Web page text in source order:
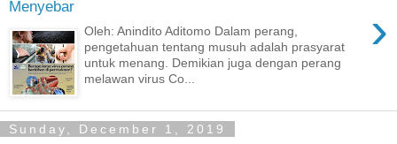
Menyebar
›
Oleh: Anindito Aditomo Dalam perang,
pengetahuan tentang musuh adalah prasyarat
untuk menang. Demikian juga dengan perang
melawan virus Co...
Sunday, December 1, 2019